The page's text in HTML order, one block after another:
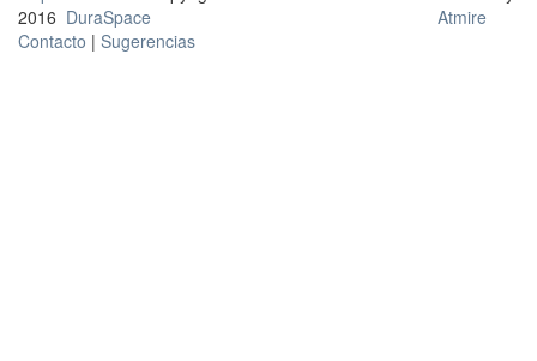
2016 DuraSpace
Contacto | Sugerencias
Atmire